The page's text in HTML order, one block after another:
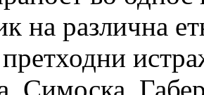
на различна